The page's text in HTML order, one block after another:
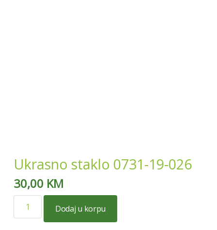
Ukrasno staklo 0731-19-026
30,00 KM
staklo
Dodaj u korpu